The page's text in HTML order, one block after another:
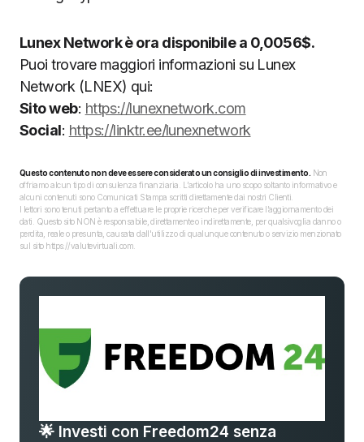
Lunex Network è ora disponibile a 0,0056$.
Puoi trovare maggiori informazioni su Lunex
Network (LNEX) qui:
Sito web: https://lunexnetwork.com
Social: https://linktr.ee/lunexnetwork
Questo contenuto non deve essere considerato un consiglio di investimento. Non
offriamo alcun tipo di consulenza finanziaria. L’articolo ha uno scopo soltanto informativo e
alcuni contenuti sono Comunicati Stampa scritti direttamente dai nostri Clienti.
I lettori sono tenuti pertanto a effettuare le proprie ricerche per verificare l’aggiornamento dei
dati. Questo sito NON è responsabile, direttamente o indirettamente, per qualsivoglia danno o
perdita, reale o presunta, causata dall'utilizzo di qualunque contenuto o servizio menzionato
sul sito https://valutevirtuali.com.
🌟 Investi con Freedom24 senza